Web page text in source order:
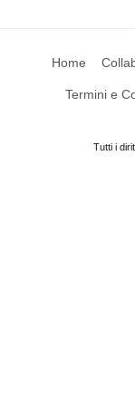
Home
Termini e
Tutti i